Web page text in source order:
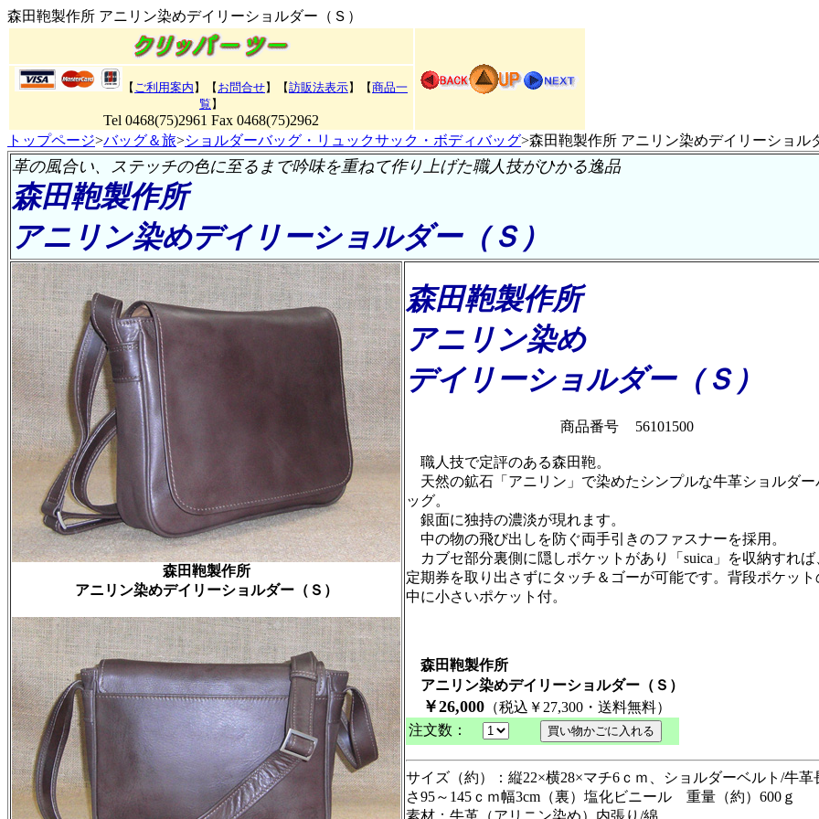
森田鞄製作所 アニリン染めデイリーショルダー（Ｓ）
【 ご利用案内 】【 お問合せ】【訪販法表示】【商品一
覧 】
Tel 0468(75)2961 Fax 0468(75)2962
トップページ>バッグ＆旅>ショルダーバッグ・リュックサック・ボディバッグ>森田鞄製作所 アニリン染めデイリーショル
革の風合い、ステッチの色に至るまで吟味を重ねて作り上げた職人技がひかる逸品
森田鞄製作所
アニリン染めデイリーショルダー（Ｓ）
森田鞄製作所
アニリン染めデイリーショルダー（Ｓ）
森田鞄製作所
アニリン染め
デイリーショルダー（Ｓ）
商品番号 56101500
職人技で定評のある森田鞄。
天然の鉱石「アニリン」で染めたシンプルな牛革ショルダー
ッグ。
銀面に独持の濃淡が現れます。
中の物の飛び出しを防ぐ両手引きのファスナーを採用。
カブセ部分裏側に隠しポケットがあり「suica」を収納すれば
定期券を取り出さずにタッチ＆ゴーが可能です。背段ポケット
中に小さいポケット付。
森田鞄製作所
アニリン染めデイリーショルダー（Ｓ）
￥26,000 （税込￥27,300・送料無料）
注文数：
サイズ（約）：縦22×横28×マチ6ｃｍ、ショルダーベルト/牛革
さ95～145ｃｍ幅3cm（裏）塩化ビニール 重量（約）600ｇ
素材：牛革（アリニン染め）内張り/綿